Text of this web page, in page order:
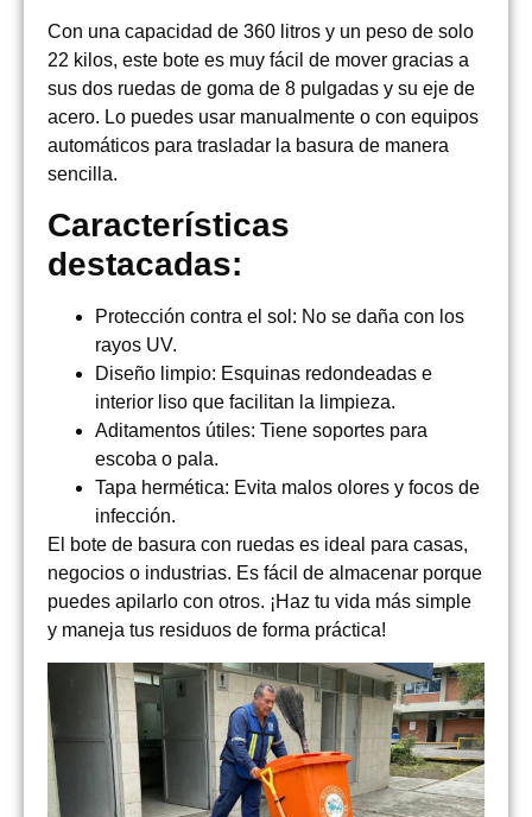
Con una capacidad de 360 litros y un peso de solo
22 kilos, este bote es muy fácil de mover gracias a
sus dos ruedas de goma de 8 pulgadas y su eje de
acero. Lo puedes usar manualmente o con equipos
automáticos para trasladar la basura de manera
sencilla.
Características
destacadas:
Protección contra el sol : No se daña con los
rayos UV.
Diseño limpio: Esquinas redondeadas e
interior liso que facilitan la limpieza.
Aditamentos útiles: Tiene soportes para
escoba o pala.
Tapa hermética: Evita malos olores y focos de
infección.
El bote de basura con ruedas es ideal para casas,
negocios o industrias. Es fácil de almacenar porque
puedes apilarlo con otros. ¡Haz tu vida más simple
y maneja tus residuos de forma práctica!